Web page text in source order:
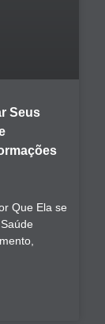
Seus
Que Ela se